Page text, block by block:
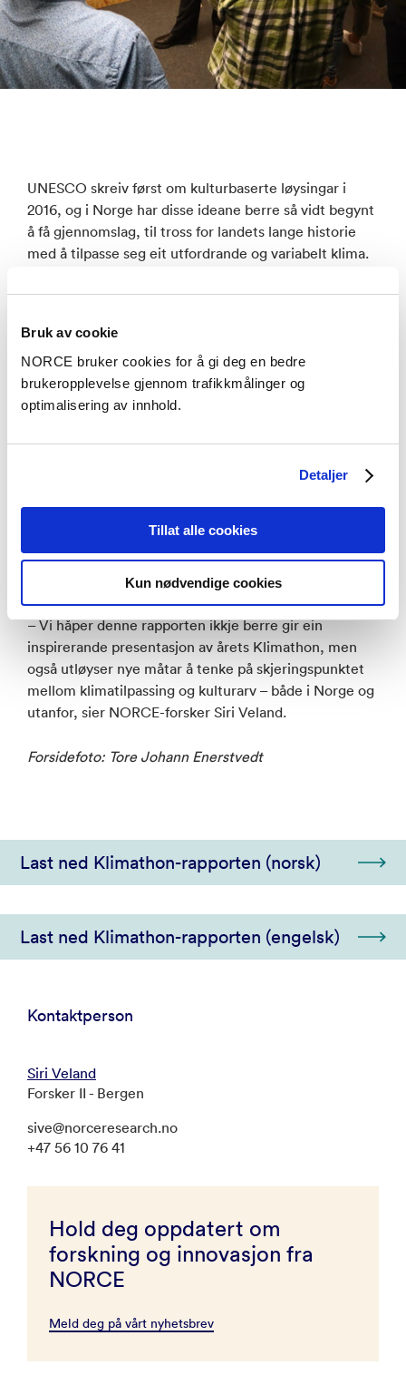
Bruk av cookie
NORCE bruker cookies for å gi deg en bedre
brukeropplevelse gjennom trafikkmålinger og
optimalisering av innhold.
Detaljer
Tillat alle cookies
Kun nødvendige cookies
UNESCO skreiv først om kulturbaserte løysingar i
2016, og i Norge har disse ideane berre så vidt begynt
å få gjennomslag, til tross for landets lange historie
med å tilpasse seg eit utfordrande og variabelt klima.
moderne klimatilpassing. Klimathon 2024 utforska
klimatilpassing, og fremme både samfunnets
motstandskraft og langsiktig planlegging. Temaet
skapte også eit rom for samarbeid mellom sektorar
som kanskje ikkje vanlegvis kryssar kvarandre, og
Denne rapporten gir ein oversikt over Klimathon-
Haugesund. Den framhevar ideane til kvar
arbeidsgruppe, dei kulturbaserte løysningane definert
av deltakarane, og innsikt i samarbeidsprosessen.
– Vi håper denne rapporten ikkje berre gir ein
inspirerande presentasjon av årets Klimathon, men
også utløyser nye måtar å tenke på skjeringspunktet
mellom klimatilpassing og kulturarv – både i Norge og
utanfor, sier NORCE-forsker Siri Veland.
Forsidefoto: Tore Johann Enerstvedt
Last ned Klimathon-rapporten (norsk)
Last ned Klimathon-rapporten (engelsk)
Kontaktperson
Siri Veland
Forsker II - Bergen
sive@norceresearch.no
+47 56 10 76 41
Hold deg oppdatert om
forskning og innovasjon fra
NORCE
Meld deg på vårt nyhetsbrev